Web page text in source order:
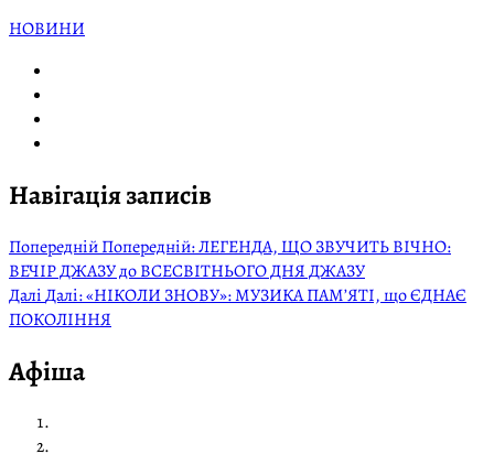
НОВИНИ
Навігація записів
ПопереднійПопередній:ЛЕГЕНДА, ЩО ЗВУЧИТЬ ВІЧНО:
ВЕЧІР ДЖАЗУ до ВСЕСВІТНЬОГО ДНЯ ДЖАЗУ
ДаліДалі:«НІКОЛИ ЗНОВУ»: МУЗИКА ПАМ’ЯТІ, що ЄДНАЄ
ПОКОЛІННЯ
Афіша